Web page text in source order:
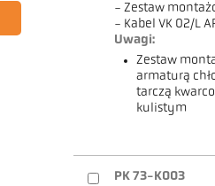
- Zestaw
- Kabel VK 02/L
Uwagi:
Zestaw
armaturą
tarczą
kulistym
PK 73-K003